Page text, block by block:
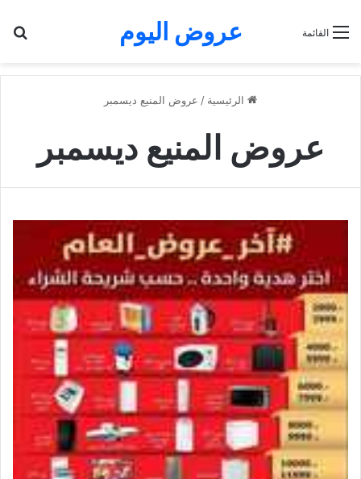
عروض اليوم القائمة
الرئيسية / عروض المنيع ديسمبر
عروض المنيع ديسمبر